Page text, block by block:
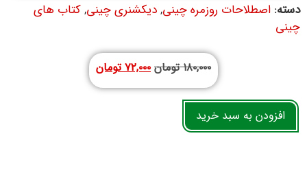
دسته: اصطلاحات روزمره چینی,دیکشنری چینی,کتاب های
چینی
۱۸۰,۰۰۰ تومان ۷۲,۰۰۰ تومان
افزودن به سبد خرید